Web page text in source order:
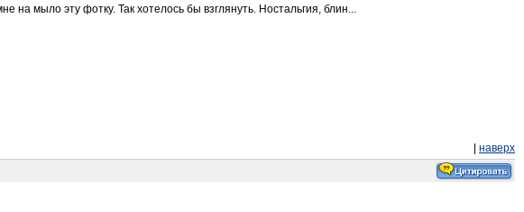
мыло эту фотку. Так хотелось бы взглянуть. Ностальгия, блин...
наверх